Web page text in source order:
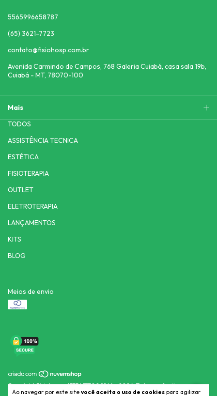
Ao navegar por este site você aceita o uso de cookies para agilizar
5565996658787
(65) 3621-7723
contato@fisiohosp.com.br
Avenida Carmindo de Campos, 768 Galeria Cuiabá, casa sala 19b,
Cuiabá - MT, 78070-100
Mais
TODOS
ASSISTÊNCIA TECNICA
ESTÉTICA
FISIOTERAPIA
OUTLET
ELETROTERAPIA
LANÇAMENTOS
KITS
BLOG
Meios de envio
Copyright Fisiohosp - 15754577000166 - 2026. Todos os direitos
reservados.